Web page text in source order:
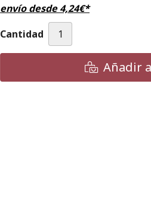
envío desde4,24€*
Cantidad
Añadir